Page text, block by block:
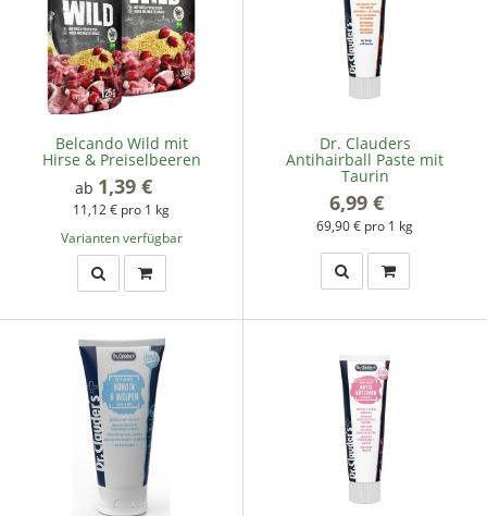
Belcando Wild mit
Hirse & Preiselbeeren
ab 1,39 €
11,12 € pro 1 kg
Varianten verfügbar
Dr. Clauders
Antihairball Paste mit
Taurin
6,99 €
69,90 € pro 1 kg